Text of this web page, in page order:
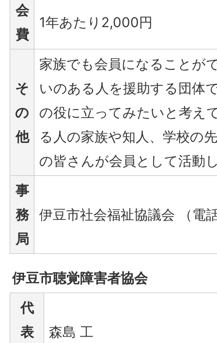
会
費
1年あたり2,000円
そ
の
他
家族でも会員になることが
いのある人を援助する団体
の役に立ってみたいと考え
る人の家族や知人、学校の
の皆さんが会員として活動
事
務
局
伊豆市社会福祉協議会 （電
伊豆市聴覚障害者協会
代
表
森島 工